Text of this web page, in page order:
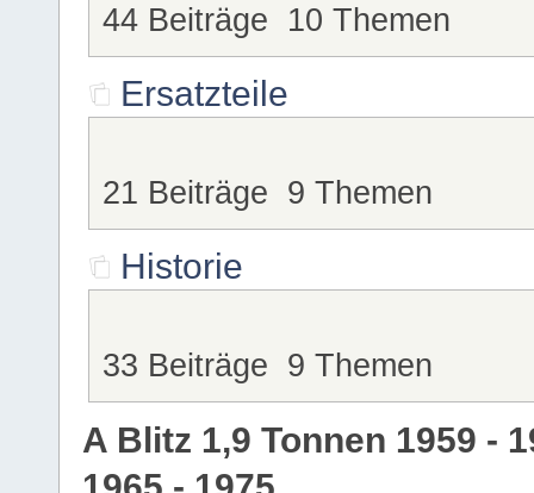
44 Beiträge 10 Themen
Ersatzteile
21 Beiträge 9 Themen
Historie
33 Beiträge 9 Themen
A Blitz 1,9 Tonnen 1959 -